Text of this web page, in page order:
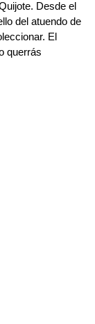
Desde el
del atuendo de
El
querrás